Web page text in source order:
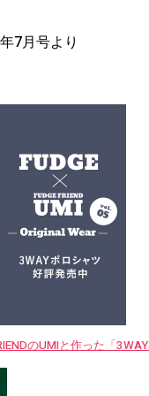
7月号より
のUMIと作った「